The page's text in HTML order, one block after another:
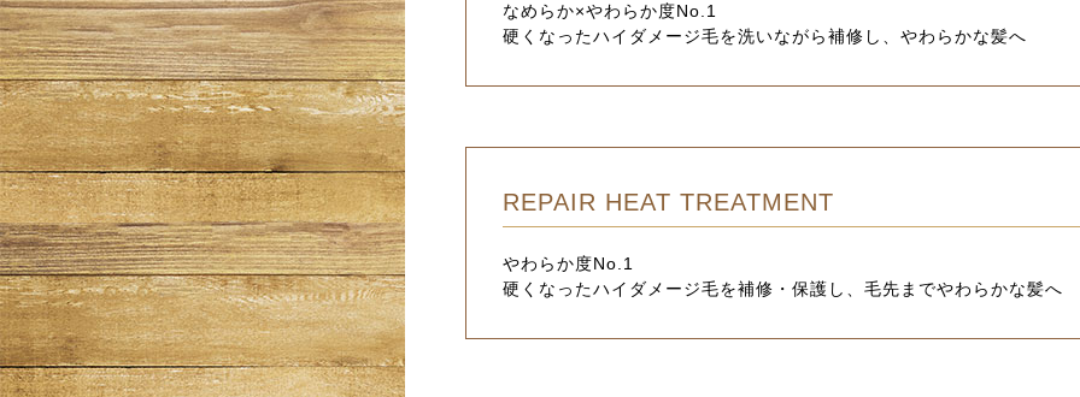
なめらか×やわらか度No.1
硬くなったハイダメージ毛を洗いながら補修し、やわらかな髪へ
REPAIR HEAT TREATMENT
やわらか度No.1
硬くなったハイダメージ毛を補修・保護し、毛先までやわらかな髪へ